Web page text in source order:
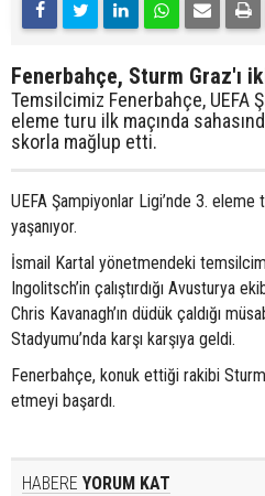
Fenerbahçe, Sturm Graz'ı
Temsilcimiz Fenerbahçe, UEFA
eleme turu ilk maçında
skorla mağlup etti.
UEFA Şampiyonlar Ligi’nde 3. eleme
yaşanıyor.
İsmail Kartal yönetmendeki
Ingolitsch’in çalıştırdığı Avusturya
Chris Kavanagh’ın düdük çaldığı
Stadyumu’nda karşı karşıya geldi.
Fenerbahçe, konuk ettiği rakibi
etmeyi başardı.
HABERE YORUM KAT